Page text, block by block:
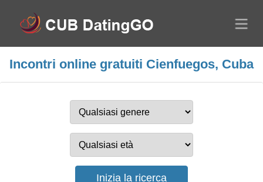
Incontri online gratuiti Cienfuegos, Cuba